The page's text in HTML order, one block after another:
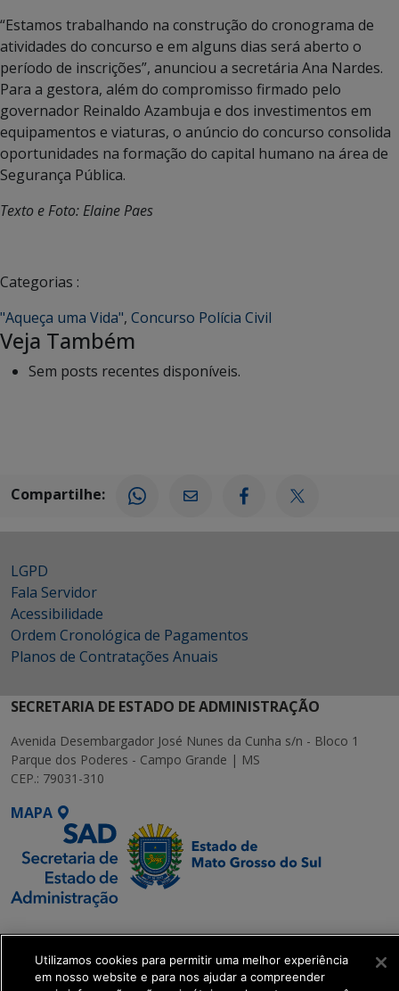
“Estamos trabalhando na construção do cronograma de
atividades do concurso e em alguns dias será aberto o
período de inscrições”, anunciou a secretária Ana Nardes.
Para a gestora, além do compromisso firmado pelo
governador Reinaldo Azambuja e dos investimentos em
equipamentos e viaturas, o anúncio do concurso consolida
oportunidades na formação do capital humano na área de
Segurança Pública.
Texto e Foto: Elaine Paes
Categorias :
"Aqueça uma Vida", Concurso Polícia Civil
Veja Também
Sem posts recentes disponíveis.
Compartilhe:
LGPD
Fala Servidor
Acessibilidade
Ordem Cronológica de Pagamentos
Planos de Contratações Anuais
SECRETARIA DE ESTADO DE ADMINISTRAÇÃO
Avenida Desembargador José Nunes da Cunha s/n - Bloco 1
Parque dos Poderes - Campo Grande | MS
CEP.: 79031-310
MAPA
SETDIG | Secretaria-
Executiva de
Transformação Digital
Utilizamos cookies para permitir uma melhor experiência
em nosso website e para nos ajudar a compreender